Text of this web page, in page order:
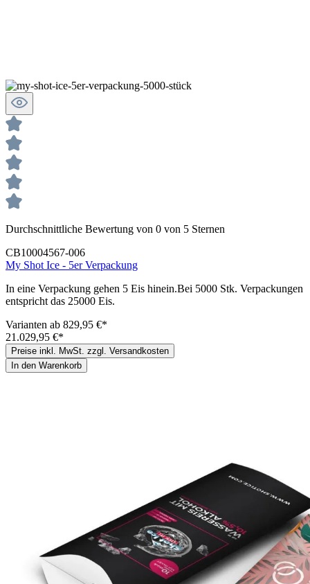
Durchschnittliche Bewertung von 0 von 5 Sternen
CB10004567-006
My Shot Ice - 5er Verpackung
In eine Verpackung gehen 5 Eis hinein.Bei 5000 Stk. Verpackungen
entspricht das 25000 Eis.
Varianten ab 829,95 €*
21.029,95 €*
Preise inkl. MwSt. zzgl. Versandkosten
In den Warenkorb